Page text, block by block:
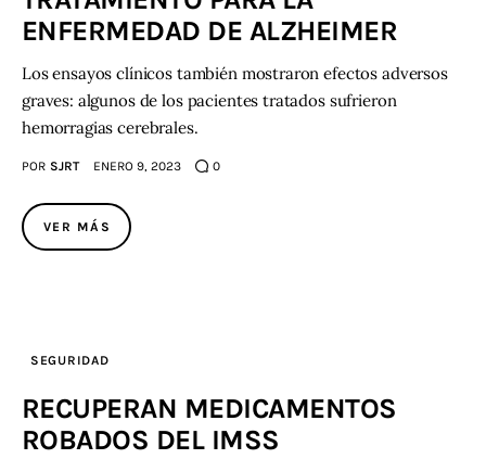
ENFERMEDAD DE ALZHEIMER
Los ensayos clínicos también mostraron efectos adversos
graves: algunos de los pacientes tratados sufrieron
hemorragias cerebrales.
POR SJRT ENERO 9, 2023 0
VER MÁS
SEGURIDAD
RECUPERAN MEDICAMENTOS
ROBADOS DEL IMSS